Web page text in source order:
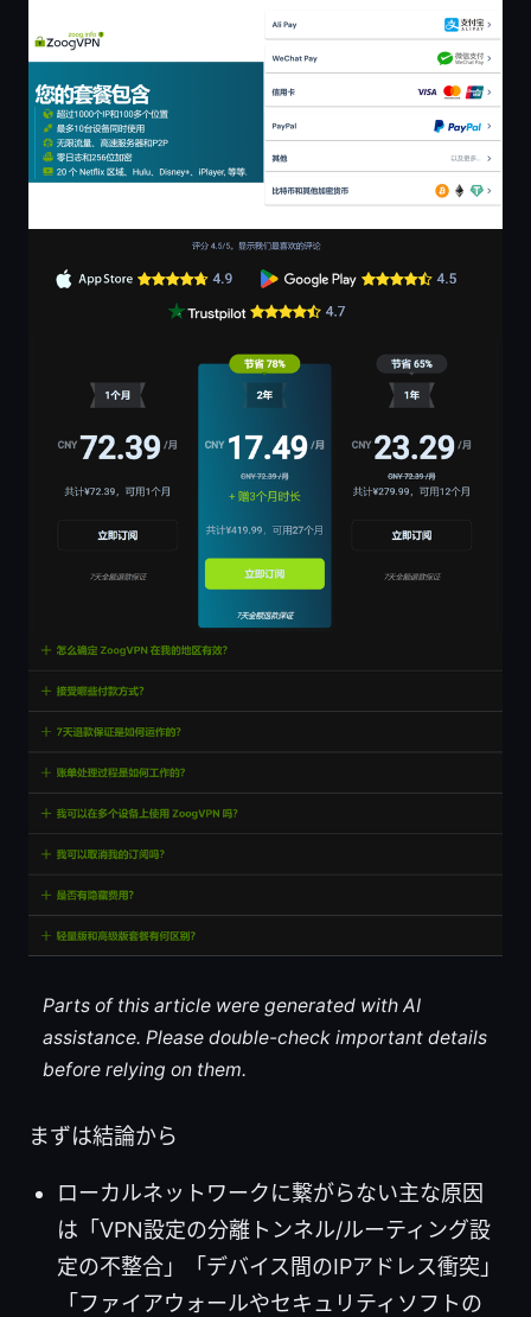
Parts of this article were generated with AI
assistance. Please double-check important details
before relying on them.
まずは結論から
ローカルネットワークに繋がらない主な原因
は「VPN設定の分離トンネル/ルーティング設
定の不整合」「デバイス間のIPアドレス衝突」
「ファイアウォールやセキュリティソフトの